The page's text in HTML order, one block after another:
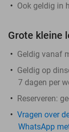
Ook geldig in
Grote kleine
Geldig vanaf
Geldig op
7 dagen per
Reserveren:
Vragen over
WhatsApp